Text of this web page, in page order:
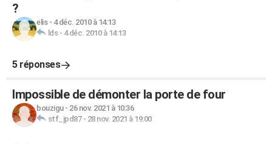
?
elis- 4 déc. 2010 à 14:13
lds- 4 déc. 2010 à 14:13
5 réponses
Impossible de démonter la porte de four
bouzigu- 26 nov. 2021 à 10:36
stf_jpd87- 28 nov. 2021 à 19:00